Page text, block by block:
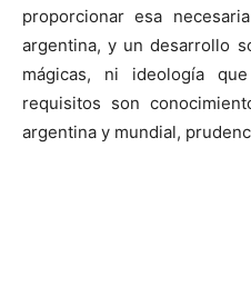
proporcionar esa
argentina, y un desarrollo
mágicas, ni ideología
requisitos son
argentina y mundial,